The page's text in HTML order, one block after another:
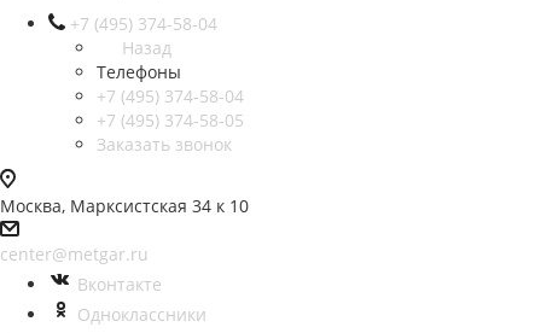
+7 (495) 374-58-04
Назад
Телефоны
+7 (495) 374-58-04
+7 (495) 374-58-05
Заказать звонок
Москва, Марксистская 34 к 10
center@metgar.ru
Вконтакте
Одноклассники